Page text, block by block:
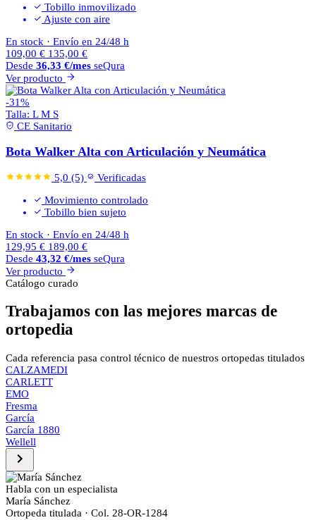
Tobillo inmovilizado
Ajuste con aire
En stock · Envío en 24/48 h
109,00 € 135,00 €
Desde 36,33 €/mes seQura
Ver producto
-31%
Talla: L M S
CE Sanitario
Bota Walker Alta con Articulación y Neumática
5,0 (5)
Verificadas
Movimiento controlado
Tobillo bien sujeto
En stock · Envío en 24/48 h
129,95 € 189,00 €
Desde 43,32 €/mes seQura
Ver producto
Catálogo curado
Trabajamos con las mejores marcas de
ortopedia
Cada referencia pasa control técnico de nuestros ortopedas titulados
CALZAMEDI
CARLETT
EMO
Fresma
García
García 1880
Wellell
Habla con un especialista
María Sánchez
Ortopeda titulada · Col. 28-OR-1284